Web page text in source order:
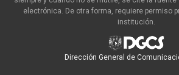
electrónica. De otra forma, requiere permiso
institución.
Dirección General de